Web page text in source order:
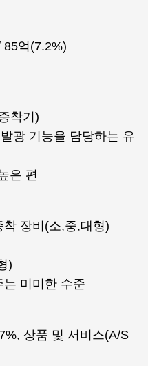
85억(7.2%)
착기)
광 기능을 담당하는 유
은 편
장비(소,중,대형)
)
미미한 수준
상품 및 서비스(A/S